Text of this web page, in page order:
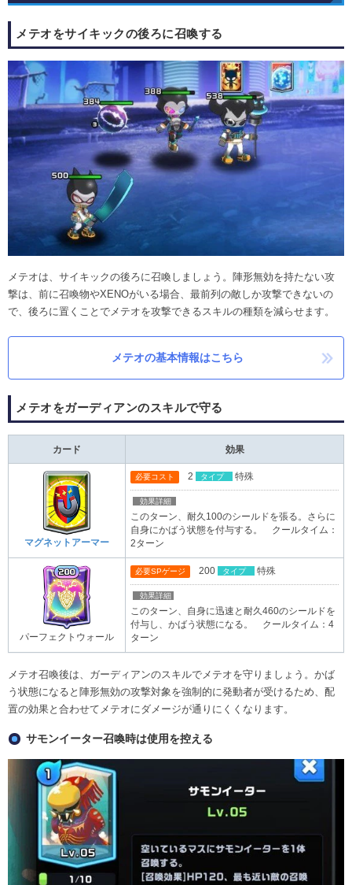
メテオをサイキックの後ろに召喚する
メテオは、サイキックの後ろに召喚しましょう。陣形無効を持たない攻
撃は、前に召喚物やXENOがいる場合、最前列の敵しか攻撃できないの
で、後ろに置くことでメテオを攻撃できるスキルの種類を減らせます。
メテオの基本情報はこちら
メテオをガーディアンのスキルで守る
カード 効果
マグネットアーマー
必要コスト 2 タイプ 特殊
効果詳細
このターン、耐久100のシールドを張る。さらに
自身にかばう状態を付与する。 クールタイム：
2ターン
パーフェクトウォール
必要SPゲージ 200 タイプ 特殊
効果詳細
このターン、自身に迅速と耐久460のシールドを
付与し、かばう状態になる。 クールタイム：4
ターン
メテオ召喚後は、ガーディアンのスキルでメテオを守りましょう。かば
う状態になると陣形無効の攻撃対象を強制的に発動者が受けるため、配
置の効果と合わせてメテオにダメージが通りにくくなります。
サモンイーター召喚時は使用を控える